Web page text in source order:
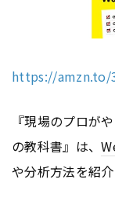
https://amzn.to/
『現場のプロが
の教科書』は、
や分析方法を紹介